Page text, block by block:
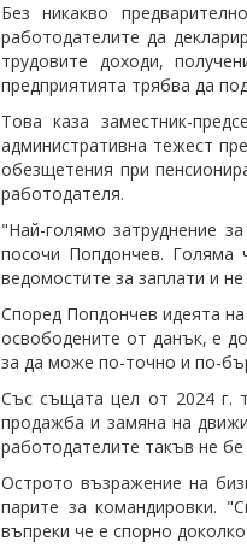
Без никакво
работодателите да
трудовите доходи,
предприятията трябва да
Това каза заместник-
административна тежест
обезщетения при
работодателя.
"Най-голямо затруднение
посочи Попдончев. Голяма
ведомостите за заплати и
Според Попдончев идеята
освободените от данък, е
за да може по-точно и по-
Със същата цел от 2024 г.
продажба и замяна на
работодателите такъв не бе
Острото възражение на
парите за командировки.
въпреки че е спорно